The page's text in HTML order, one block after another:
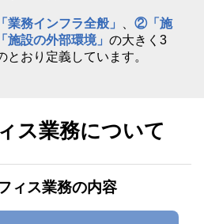
務インフラ全般」
②「施
設の外部環境」 の大きく3
おり定義しています。
ス業務について
ィス業務の内容